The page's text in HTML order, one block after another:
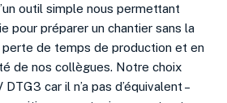
outil simple nous permettant
pour préparer un chantier sans la
de temps de production et en
de nos collègues. Notre choix
car il n’a pas d’équivalent –